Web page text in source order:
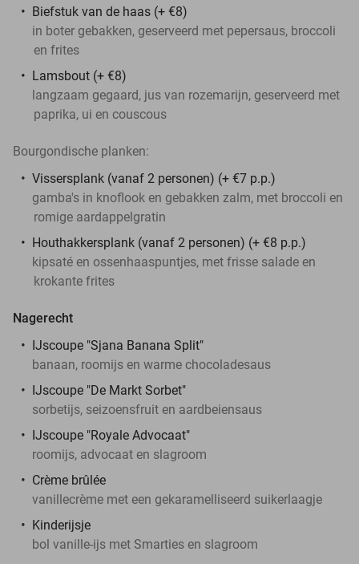
Biefstuk van de haas (+ €8)
in boter gebakken, geserveerd met pepersaus, broccoli
en frites
Lamsbout (+ €8)
langzaam gegaard, jus van rozemarijn, geserveerd met
paprika, ui en couscous
Bourgondische planken:
Vissersplank (vanaf 2 personen) (+ €7 p.p.)
gamba's in knoflook en gebakken zalm, met broccoli en
romige aardappelgratin
Houthakkersplank (vanaf 2 personen) (+ €8 p.p.)
kipsaté en ossenhaaspuntjes, met frisse salade en
krokante frites
Nagerecht
IJscoupe "Sjana Banana Split"
banaan, roomijs en warme chocoladesaus
IJscoupe "De Markt Sorbet"
sorbetijs, seizoensfruit en aardbeiensaus
IJscoupe "Royale Advocaat"
roomijs, advocaat en slagroom
Crème brûlée
vanillecrème met een gekaramelliseerd suikerlaagje
Kinderijsje
bol vanille-ijs met Smarties en slagroom